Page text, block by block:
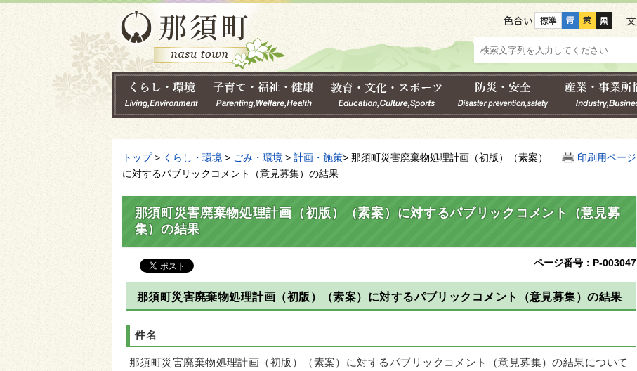
色合い
印刷用ページ
トップ> くらし・環境 > ごみ・環境 > 計画・施策> 那須町災害廃棄物処理計画（初版）（素案）
に対するパブリックコメント（意見募集）の結果
那須町災害廃棄物処理計画（初版）（素案）に対するパブリックコメント（意見募
集）の結果
ページ番号：P-003047
那須町災害廃棄物処理計画（初版）（素案）に対するパブリックコメント（意見募集）の結果
件名
那須町災害廃棄物処理計画（初版）（素案）に対するパブリックコメント（意見募集）の結果について